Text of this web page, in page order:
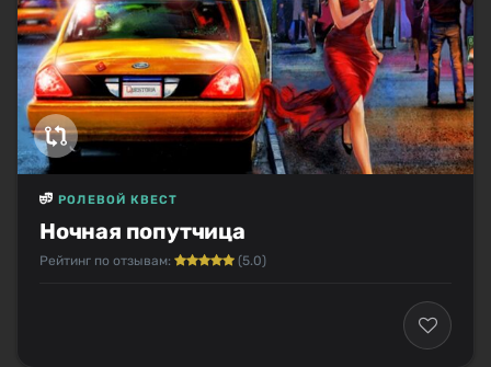
Ночная попутчица
РОЛЕВОЙ КВЕСТ
Рейтинг по отзывам: (5.0)